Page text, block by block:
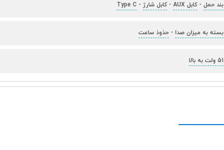
بند حمل -کابل AUX -کابل شارژ -
Type C
بسته به میزان صدا -حذوذ ساعت
51 ولت به بالا